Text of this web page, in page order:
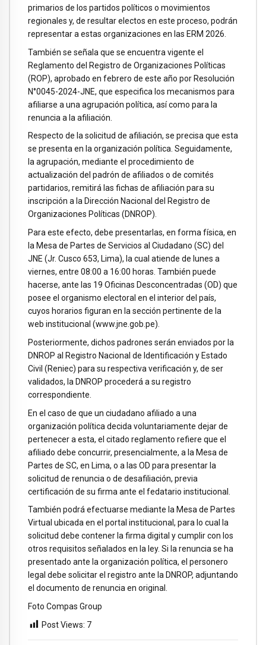
primarios de los partidos políticos o movimientos
regionales y, de resultar electos en este proceso, podrán
representar a estas organizaciones en las ERM 2026.
También se señala que se encuentra vigente el
Reglamento del Registro de Organizaciones Políticas
(ROP), aprobado en febrero de este año por Resolución
N°0045-2024-JNE, que especifica los mecanismos para
afiliarse a una agrupación política, así como para la
renuncia a la afiliación.
Respecto de la solicitud de afiliación, se precisa que esta
se presenta en la organización política. Seguidamente,
la agrupación, mediante el procedimiento de
actualización del padrón de afiliados o de comités
partidarios, remitirá las fichas de afiliación para su
inscripción a la Dirección Nacional del Registro de
Organizaciones Políticas (DNROP).
Para este efecto, debe presentarlas, en forma física, en
la Mesa de Partes de Servicios al Ciudadano (SC) del
JNE (Jr. Cusco 653, Lima), la cual atiende de lunes a
viernes, entre 08:00 a 16:00 horas. También puede
hacerse, ante las 19 Oficinas Desconcentradas (OD) que
posee el organismo electoral en el interior del país,
cuyos horarios figuran en la sección pertinente de la
web institucional (www.jne.gob.pe).
Posteriormente, dichos padrones serán enviados por la
DNROP al Registro Nacional de Identificación y Estado
Civil (Reniec) para su respectiva verificación y, de ser
validados, la DNROP procederá a su registro
correspondiente.
En el caso de que un ciudadano afiliado a una
organización política decida voluntariamente dejar de
pertenecer a esta, el citado reglamento refiere que el
afiliado debe concurrir, presencialmente, a la Mesa de
Partes de SC, en Lima, o a las OD para presentar la
solicitud de renuncia o de desafiliación, previa
certificación de su firma ante el fedatario institucional.
También podrá efectuarse mediante la Mesa de Partes
Virtual ubicada en el portal institucional, para lo cual la
solicitud debe contener la firma digital y cumplir con los
otros requisitos señalados en la ley. Si la renuncia se ha
presentado ante la organización política, el personero
legal debe solicitar el registro ante la DNROP, adjuntando
el documento de renuncia en original.
Foto Compas Group
Post Views: 7